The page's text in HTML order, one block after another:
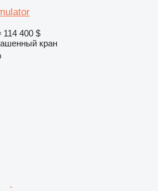
114 400 $
кран